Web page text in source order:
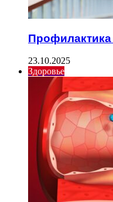
23.10.2025
Здоровье